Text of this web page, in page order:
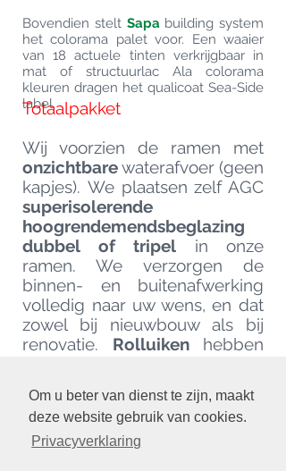
Om u beter van dienst te zijn, maakt
deze website gebruik van cookies.
Privacyverklaring
Bovendien stelt Sapabuilding system
het colorama palet voor. Een waaier
van 18 actuele tinten verkrijgbaar in
mat of structuurlac Ala colorama
kleuren dragen het qualicoat Sea-Side
label.
Totaalpakket
Wij voorzien de ramen met
onzichtbarewaterafvoer (geen
kapjes). We plaatsen zelf AGC
superisolerende
hoogrendemendsbeglazing
dubbel of tripel in onze
ramen. We verzorgen de
binnen- en buitenafwerking
volledig naar uw wens, en dat
zowel bij nieuwbouw als bij
renovatie. Rolluikenhebben
zijn. Natuurlijke ventilatie door
roosters op het raam of op het
glas te plaatsen. Ingebouwde